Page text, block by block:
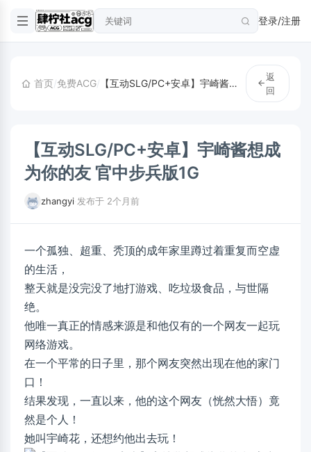
登录/注册
首页/免费ACG/ 【互动SLG/PC+安卓】宇崎酱想成为你的友 官中步兵版1G
返
回
【互动SLG/PC+安卓】宇崎酱想成
为你的友 官中步兵版1G
zhangyi 发布于 2个月前
一个孤独、超重、秃顶的成年家里蹲过着重复而空虚
的生活，
整天就是没完没了地打游戏、吃垃圾食品，与世隔
绝。
他唯一真正的情感来源是和他仅有的一个网友一起玩
网络游戏。
在一个平常的日子里，那个网友突然出现在他的家门
口！
结果发现，一直以来，他的这个网友（恍然大悟）竟
然是个人！
她叫宇崎花，还想约他出去玩！